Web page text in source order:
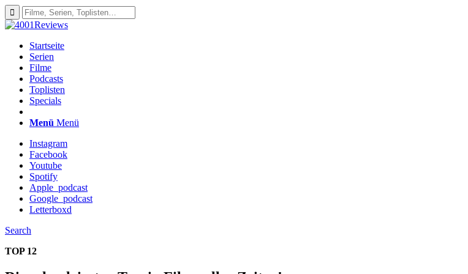
Startseite
Serien
Filme
Podcasts
Toplisten
Specials
Menü Menü
Instagram
Facebook
Youtube
Spotify
Apple_podcast
Google_podcast
Letterboxd
Search
TOP 12